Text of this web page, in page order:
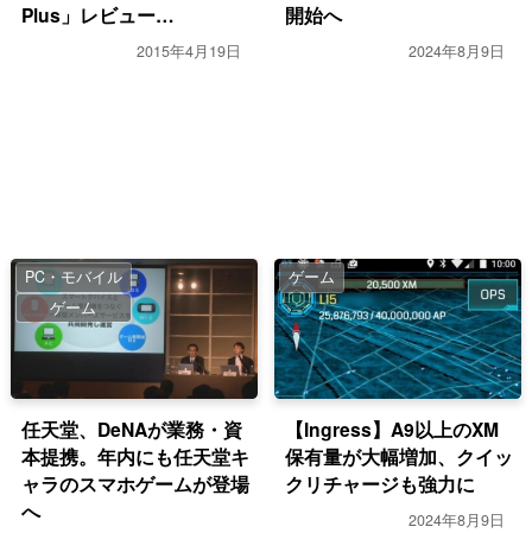
Plus」レビュー
2015年4月19日
開始へ
2024年8月9日
PC・モバイル
ゲーム
任天堂、DeNAが業務・資
本提携。年内にも任天堂キ
ャラのスマホゲームが登場
へ
ゲーム
【Ingress】A9以上のXM
保有量が大幅増加、クイッ
クリチャージも強力に
2024年8月9日